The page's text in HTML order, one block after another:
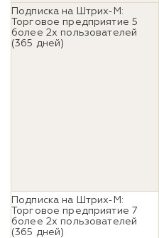
Подписка на Штрих-М:
Торговое предприятие 5
более 2х пользователей
(365 дней)
Подписка на Штрих-М:
Торговое предприятие 7
более 2х пользователей
(365 дней)